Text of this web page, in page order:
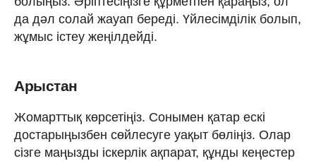
да дәл солай жауап береді. Үйлесімділік болып,
жұмыс істеу жеңілдейді.
Арыстан
Жомарттық көрсетіңіз. Сонымен қатар ескі
достарыңызбен сөйлесуге уақыт бөліңіз. Олар
сізге маңызды іскерлік ақпарат, құнды кеңестер